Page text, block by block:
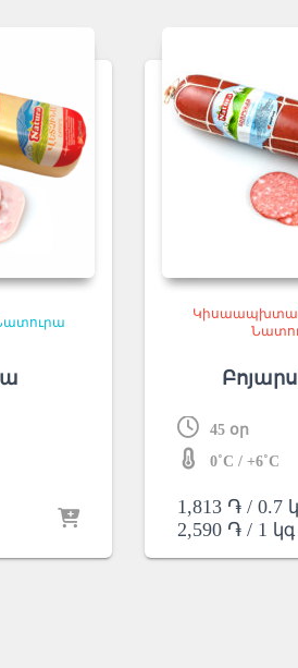
Կիսաապխտած
45 օր
0˚C / +6˚C
1,813 ֏ / 0.7
2,590 ֏ / 1 կգ